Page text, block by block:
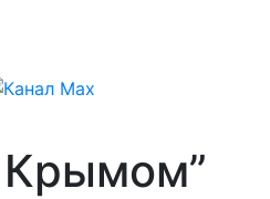
Крымом”